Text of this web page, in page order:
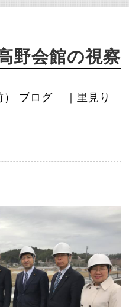
野会館の視察
ブログ
｜里見り